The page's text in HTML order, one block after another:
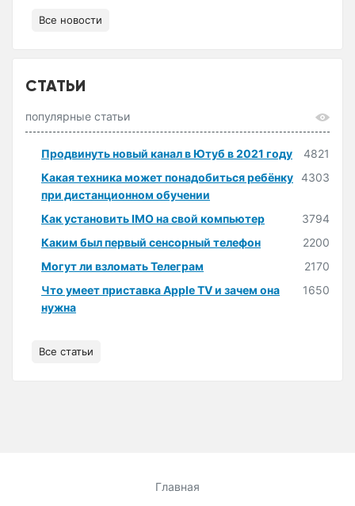
Все новости
СТАТЬИ
популярные статьи
Продвинуть новый канал в Ютуб в 2021 году
4821
Какая техника может понадобиться ребёнку
при дистанционном обучении
4303
Как установить IMO на свой компьютер
3794
Каким был первый сенсорный телефон
2200
Могут ли взломать Телеграм
2170
Что умеет приставка Apple TV и зачем она
нужна
1650
Все статьи
Главная